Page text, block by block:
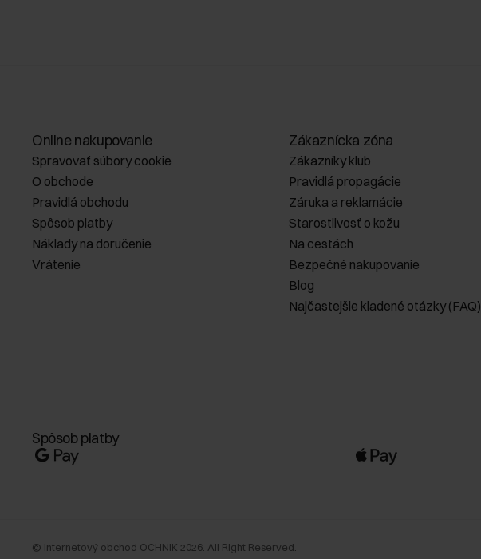
Online nakupovanie
Spravovať súbory cookie
O obchode
Pravidlá obchodu
Spôsob platby
Náklady na doručenie
Vrátenie
Zákaznícka zóna
Zákazníky klub
Pravidlá propagácie
Záruka a reklamácie
Starostlivosť o kožu
Na cestách
Bezpečné nakupovanie
Blog
Najčastejšie kladené otázky (FAQ)
Spôsob platby
© Internetový obchod OCHNIK 2026 . All Right Reserved.